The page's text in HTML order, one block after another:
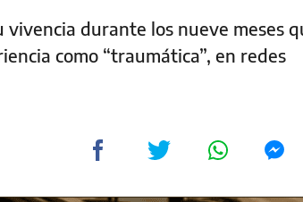
durante los nueve meses
como “traumática”, en redes